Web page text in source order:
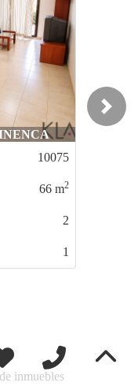
10075
66 m2
2
1
Next
inmuebles